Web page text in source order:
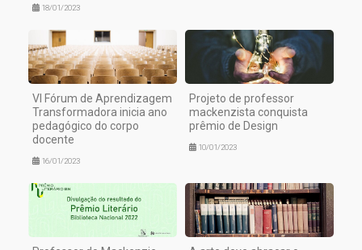
18/01/2023
VI Fórum de Aprendizagem
Transformadora inicia ano
pedagógico do corpo
docente
16/01/2023
Projeto de professor
mackenzista conquista
prêmio de Design
10/01/2023